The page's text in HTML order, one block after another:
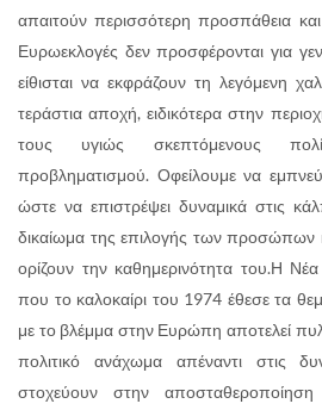
απαιτούν περισσότερη προσπάθεια
Ευρωεκλογές δεν προσφέρονται για
είθισται να εκφράζουν τη λεγόμενη
τεράστια αποχή, ειδικότερα στην
τους υγιώς σκεπτόμενους
προβληματισμού. Οφείλουμε να
ώστε να επιστρέψει δυναμικά στις
δικαίωμα της επιλογής των προσώπων
ορίζουν την καθημερινότητα του.Η
που το καλοκαίρι του 1974 έθεσε τα
με το βλέμμα στην Ευρώπη αποτελεί
πολιτικό ανάχωμα απέναντι στις
στοχεύουν στην